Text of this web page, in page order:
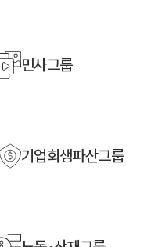
민사그룹
기업회생파산그룹